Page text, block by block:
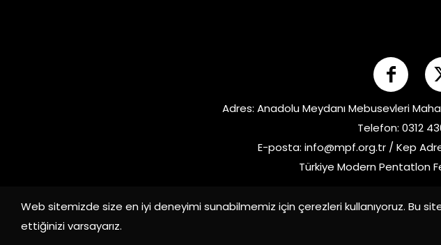
Adres: Anadolu Meydanı Mebusevleri
Telefon: 0312
E-posta: info@mpf.org.tr/ Kep
Türkiye Modern Pentatlon
Web sitemizde size en iyi deneyimi sunabilmemiz için çerezleri kullanıyoruz. Bu
ettiğinizi varsayarız.